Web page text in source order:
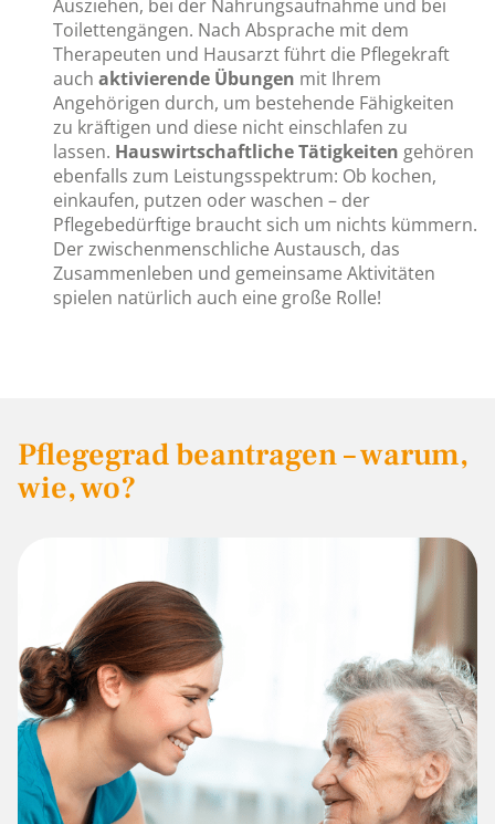
Ausziehen, bei der Nahrungsaufnahme und bei
Toilettengängen. Nach Absprache mit dem
Therapeuten und Hausarzt führt die Pflegekraft
auch aktivierende Übungen mit Ihrem
Angehörigen durch, um bestehende Fähigkeiten
zu kräftigen und diese nicht einschlafen zu
lassen. Hauswirtschaftliche Tätigkeiten gehören
ebenfalls zum Leistungsspektrum: Ob kochen,
einkaufen, putzen oder waschen – der
Pflegebedürftige braucht sich um nichts kümmern.
Der zwischenmenschliche Austausch, das
Zusammenleben und gemeinsame Aktivitäten
spielen natürlich auch eine große Rolle!
Pflegegrad beantragen – warum,
wie, wo?